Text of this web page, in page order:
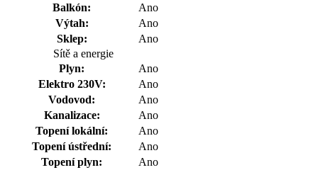
Balkón:
Ano
Výtah:
Ano
Sklep:
Ano
Sítě a energie
Plyn:
Ano
Elektro 230V:
Ano
Vodovod:
Ano
Kanalizace:
Ano
Topení lokální:
Ano
Topení ústřední:
Ano
Topení plyn:
Ano